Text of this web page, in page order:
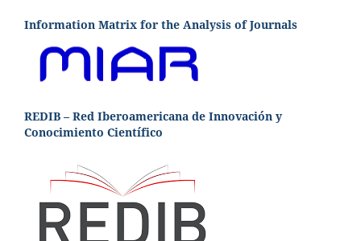
Information Matrix for the Analysis of Journals
REDIB – Red Iberoamericana de Innovación y
Conocimiento Científico